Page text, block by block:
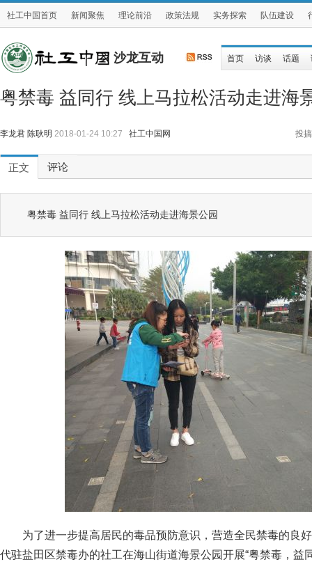
社工中国首页 新闻聚焦 理论前沿 政策法规 实务探索 队伍建设
沙龙互动 首页 访谈 话题
粤禁毒 益同行 线上马拉松活动走进海
李龙君 陈耿明 2018-01-24 10:27 社工中国网 投搞
正文 评论
粤禁毒 益同行 线上马拉松活动走进海景公园
为了进一步提高居民的毒品预防意识，营造全民禁毒的良
代驻盐田区禁毒办的社工在海山街道海景公园开展“粤禁毒，益